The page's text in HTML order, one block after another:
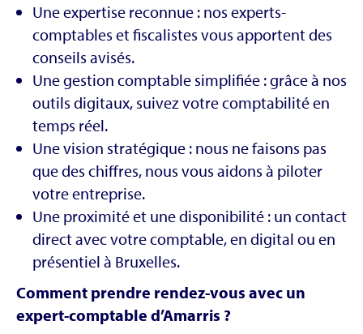
Une expertise reconnue : nos experts-
comptables et fiscalistes vous apportent des
conseils avisés.
Une gestion comptable simplifiée : grâce à nos
outils digitaux, suivez votre comptabilité en
temps réel.
Une vision stratégique : nous ne faisons pas
que des chiffres, nous vous aidons à piloter
votre entreprise.
Une proximité et une disponibilité : un contact
direct avec votre comptable, en digital ou en
présentiel à Bruxelles.
Comment prendre rendez-vous avec un
expert-comptable d’Amarris ?